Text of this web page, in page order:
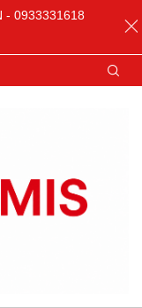
- 0933331618